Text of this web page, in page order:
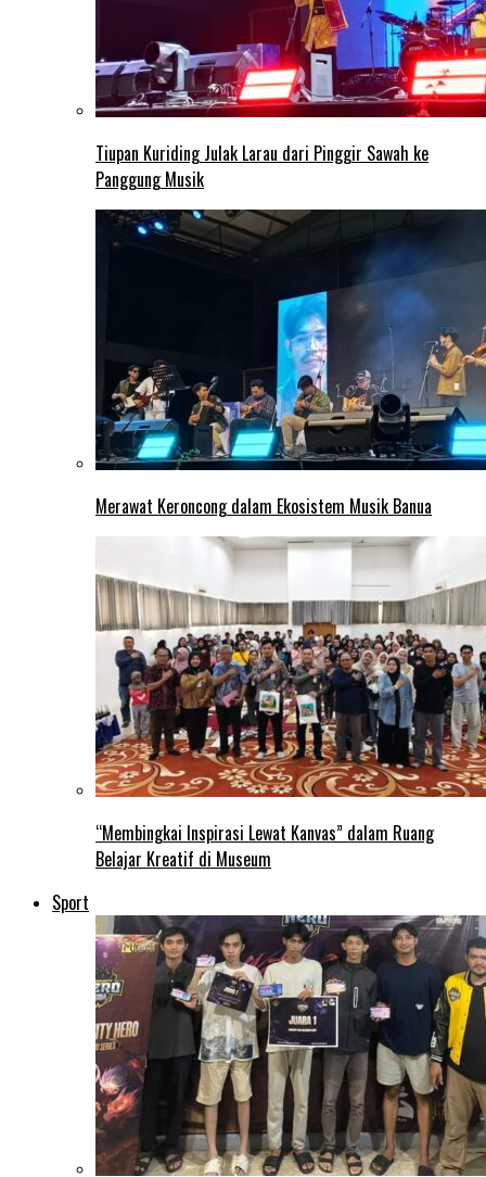
Tiupan Kuriding Julak Larau dari Pinggir Sawah ke
Panggung Musik
Merawat Keroncong dalam Ekosistem Musik Banua
“Membingkai Inspirasi Lewat Kanvas” dalam Ruang
Belajar Kreatif di Museum
Sport